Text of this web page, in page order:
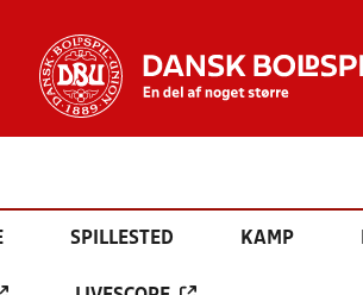
SPILLESTED KAMP